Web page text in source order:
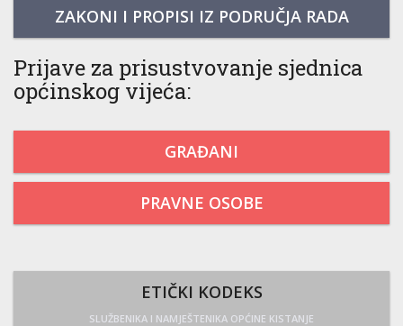
ZAKONI I PROPISI IZ PODRUČJA RADA
Prijave za prisustvovanje sjednica
općinskog vijeća:
GRAĐANI
PRAVNE OSOBE
ETIČKI KODEKS
SLUŽBENIKA I NAMJEŠTENIKA OPĆINE KISTANJE